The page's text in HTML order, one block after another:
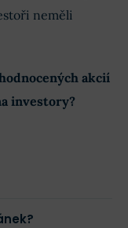
neměli
akcií
investory?